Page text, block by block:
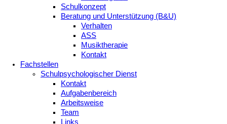
Schulkonzept
Beratung und Unterstützung (B&U)
Verhalten
ASS
Musiktherapie
Kontakt
Fachstellen
Schulpsychologischer Dienst
Kontakt
Aufgabenbereich
Arbeitsweise
Team
Links